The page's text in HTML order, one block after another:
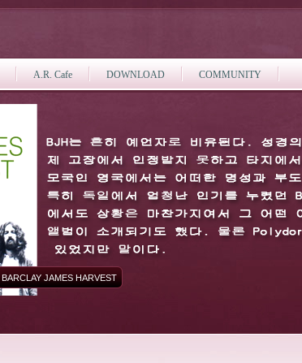
A.R. Cafe DOWNLOAD COMMUNITY
BARCLAY JAMES HARVEST